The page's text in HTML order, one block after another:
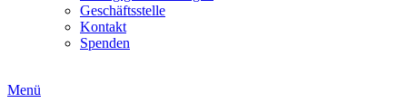
Geschäftsstelle
Kontakt
Spenden
Menü